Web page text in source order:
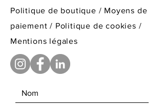
Politique de boutique / Moyens de
paiement / Politique de cookies /
Mentions légales